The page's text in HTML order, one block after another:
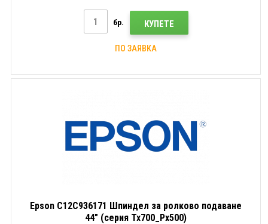
бр. КУПЕТЕ
ПО ЗАЯВКА
Epson C12C936171 Шпиндел за ролково подаване
44" (серия Tx700_Px500)